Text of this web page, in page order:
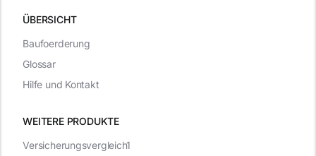
ÜBERSICHT
WEITERE PRODUKTE
Versicherungsvergleich1
Baufoerderung
Glossar
Hilfe und Kontakt